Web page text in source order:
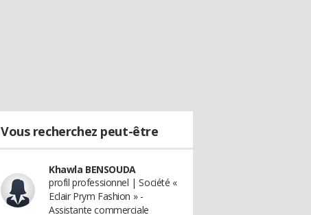
Vous recherchez peut-être
Khawla BENSOUDA
profil professionnel | Société «
Eclair Prym Fashion » -
Assistante commerciale